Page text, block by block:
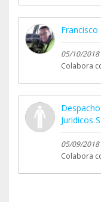
05/10/2018
Colabora
Juridicos
05/09/2018
Colabora